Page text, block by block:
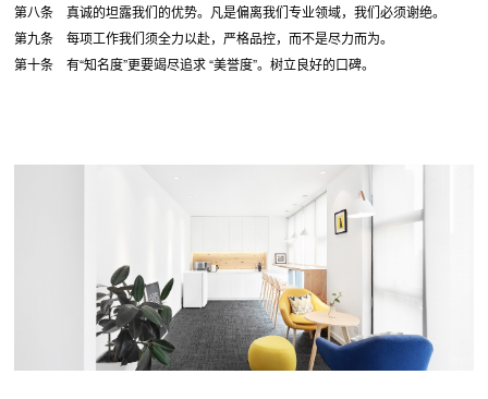
第八条 真诚的坦露我们的优势。凡是偏离我们专业领域，我们必须谢绝。
第九条 每项工作我们须全力以赴，严格品控，而不是尽力而为。
第十条 有“知名度”更要竭尽追求 “美誉度”。树立良好的口碑。